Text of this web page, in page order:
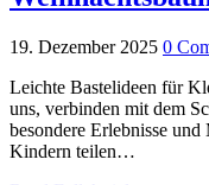
19. Dezember 2025 0
Leichte Bastelideen für
uns, verbinden mit dem
besondere Erlebnisse
Kindern teilen…